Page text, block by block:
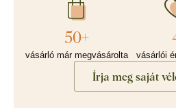
50+
vásárló már megvásárolta vásárlói
Írja meg saját